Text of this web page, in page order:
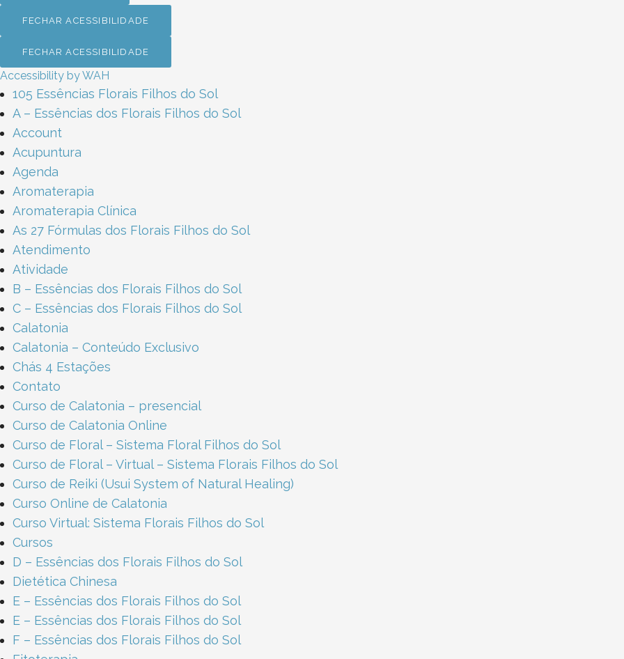
FECHAR ACESSIBILIDADE
FECHAR ACESSIBILIDADE
Accessibility by WAH
105 Essências Florais Filhos do Sol
A – Essências dos Florais Filhos do Sol​
Account
Acupuntura
Agenda
Aromaterapia
Aromaterapia Clínica
As 27 Fórmulas dos Florais Filhos do Sol
Atendimento
Atividade
B – Essências dos Florais Filhos do Sol​
C – Essências dos Florais Filhos do Sol​
Calatonia
Calatonia – Conteúdo Exclusivo
Chás 4 Estações
Contato
Curso de Calatonia – presencial
Curso de Calatonia Online
Curso de Floral – Sistema Floral Filhos do Sol
Curso de Floral – Virtual – Sistema Florais Filhos do Sol
Curso de Reiki (Usui System of Natural Healing)
Curso Online de Calatonia
Curso Virtual: Sistema Florais Filhos do Sol
Cursos
D – Essências dos Florais Filhos do Sol​
Dietética Chinesa
E – Essências dos Florais Filhos do Sol​
E – Essências dos Florais Filhos do Sol​
F – Essências dos Florais Filhos do Sol​